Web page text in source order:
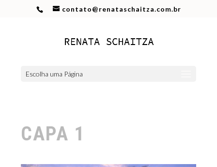
contato@renataschaitza.com.br
Escolha uma Página
CAPA 1